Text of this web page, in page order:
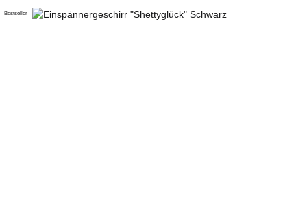
Bestseller